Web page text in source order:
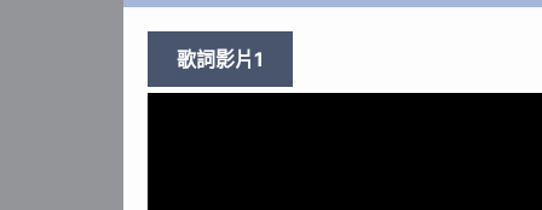
歌詞影片1